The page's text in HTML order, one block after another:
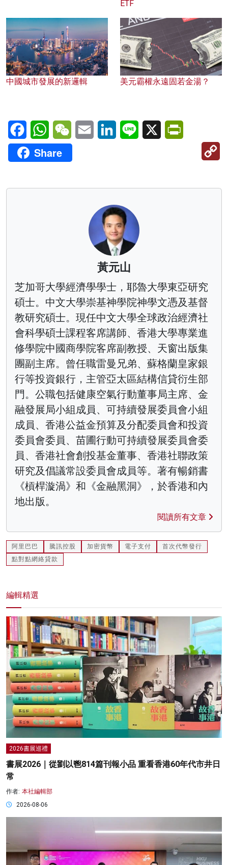
ETF
中國城市發展的新邏輯 美元霸權永遠固若金湯？
FacebookWhatsAppWeChatEmail LinkedInLine X
Share
黃元山
芝加哥大學經濟學學士，耶魯大學東亞研究
碩士。中文大學崇基神學院神學文憑及基督
教研究碩士。現任中文大學全球政治經濟社
會科學碩士課程客席講師、香港大學專業進
修學院中國商學院客席副教授、天窗出版集
團副主席。曾任職雷曼兄弟、蘇格蘭皇家銀
行等投資銀行，主管亞太區結構信貸衍生部
門。公職包括健康空氣行動董事局主席、金
融發展局小組成員、可持續發展委員會小組
成員、香港公益金預算及分配委員會和投資
委員會委員、苗圃行動可持續發展委員會委
員、香港社會創投基金董事、香港社聯政策
研究及倡議常設委員會成員等。著有暢銷書
《槓桿漩渦》和《金融黑洞》，於香港和內
地出版。
閱讀所有文章
阿里巴巴 騰訊控股 加密貨幣 電子支付
首次代幣發行
點對點網絡貸款
編輯精選
2026書展巡禮
書展2026｜從劉以鬯814篇刊報小品 重看香港60年代市井日
常
作者: 本社編輯部
2026-08-06